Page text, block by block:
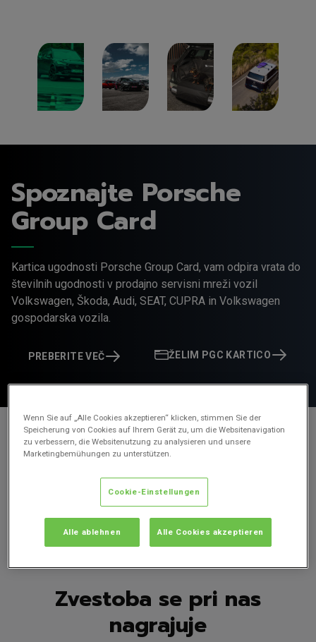
Spoznajte Porsche
Group Card
Kartica ugodnosti Porsche Group Card, vam odpira vrata do
številnih ugodnosti v prodajno servisni mreži vozil
Volkswagen, Škoda, Audi, SEAT, CUPRA in Volkswagen
gospodarska vozila.
PREBERITE VEČ ŽELIM PGC KARTICO
Zvestoba se pri nas
nagrajuje
Wenn Sie auf „Alle Cookies akzeptieren“ klicken, stimmen Sie der
Speicherung von Cookies auf Ihrem Gerät zu, um die Websitenavigation
zu verbessern, die Websitenutzung zu analysieren und unsere
Marketingbemühungen zu unterstützen.
Cookie-Einstellungen
Alle ablehnen Alle Cookies akzeptieren